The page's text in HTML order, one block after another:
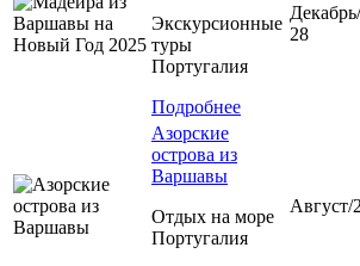
Экскурсионные
туры
Португалия
Подробнее
28
Азорские
острова из
Варшавы
Отдых на море
Португалия
Август/